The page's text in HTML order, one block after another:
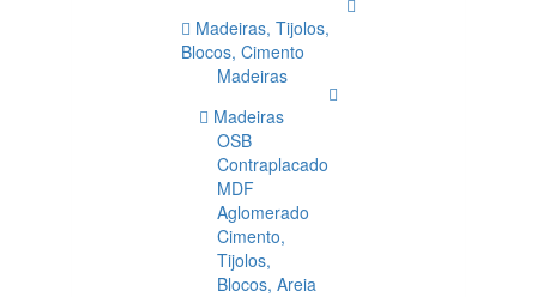
Madeiras, Tijolos,
Blocos, Cimento
Madeiras
Madeiras
OSB
Contraplacado
MDF
Aglomerado
Cimento,
Tijolos,
Blocos, Areia